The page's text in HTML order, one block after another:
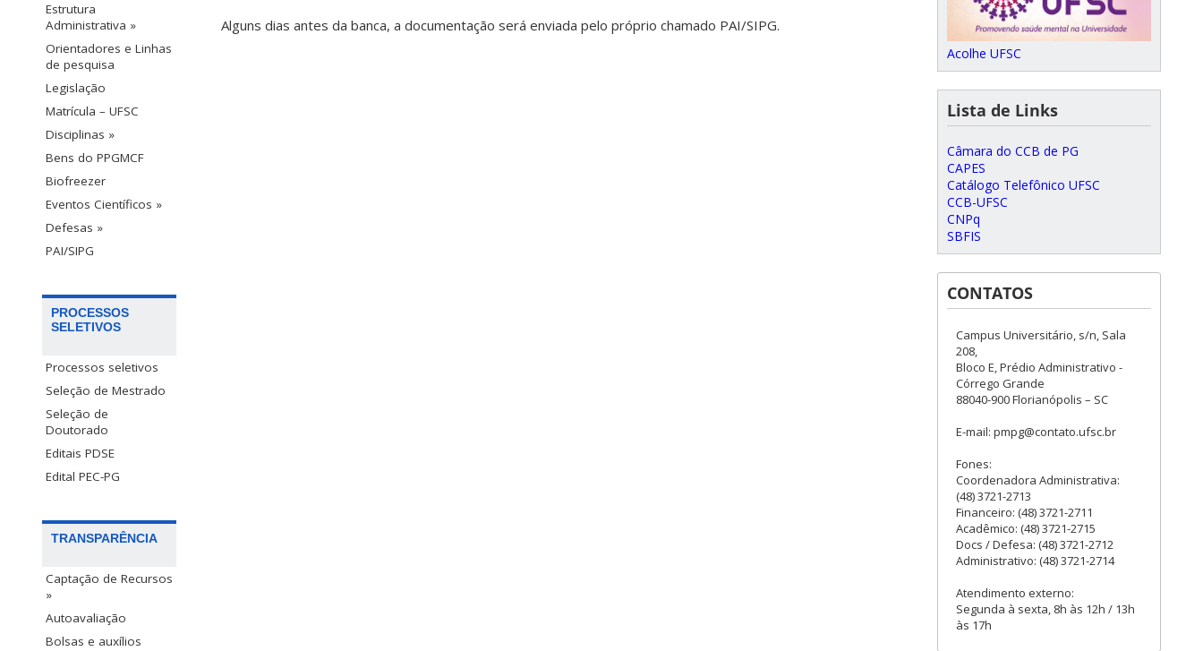
Estrutura
Administrativa »
Orientadores e Linhas
de pesquisa
Legislação
Matrícula – UFSC
Disciplinas »
Bens do PPGMCF
Biofreezer
Eventos Científicos »
Defesas »
PAI/SIPG
PROCESSOS
SELETIVOS
Processos seletivos
Seleção de Mestrado
Seleção de
Doutorado
Editais PDSE
Edital PEC-PG
TRANSPARÊNCIA
Captação de Recursos
»
Autoavaliação
Bolsas e auxílios
Alguns dias antes da banca, a documentação será enviada pelo próprio chamado PAI/SIPG.
Acolhe UFSC
Lista de Links
Câmara do CCB de PG
CAPES
Catálogo Telefônico UFSC
CCB-UFSC
CNPq
SBFIS
CONTATOS
Campus Universitário, s/n, Sala
208,
Bloco E, Prédio Administrativo -
Córrego Grande
88040-900 Florianópolis – SC
E-mail: pmpg@contato.ufsc.br
Fones:
Coordenadora Administrativa:
(48) 3721-2713
Financeiro: (48) 3721-2711
Acadêmico: (48) 3721-2715
Docs / Defesa: (48) 3721-2712
Administrativo: (48) 3721-2714
Atendimento externo:
Segunda à sexta, 8h às 12h / 13h
às 17h